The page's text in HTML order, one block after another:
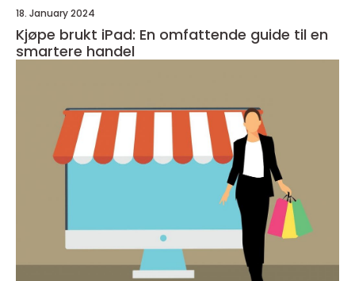
18. January 2024
Kjøpe brukt iPad: En omfattende guide til en
smartere handel